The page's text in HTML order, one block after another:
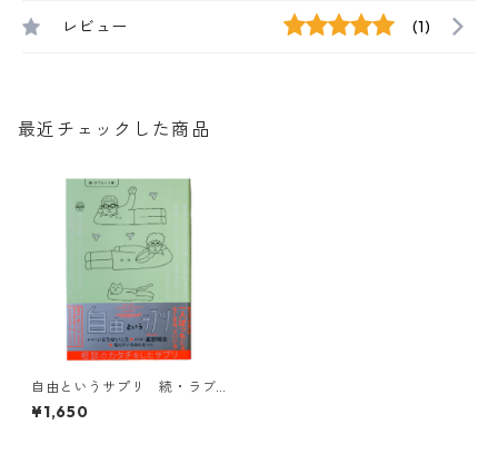
レビュー (1)
最近チェックした商品
自由というサプリ 続・ラブ
という薬
¥1,650